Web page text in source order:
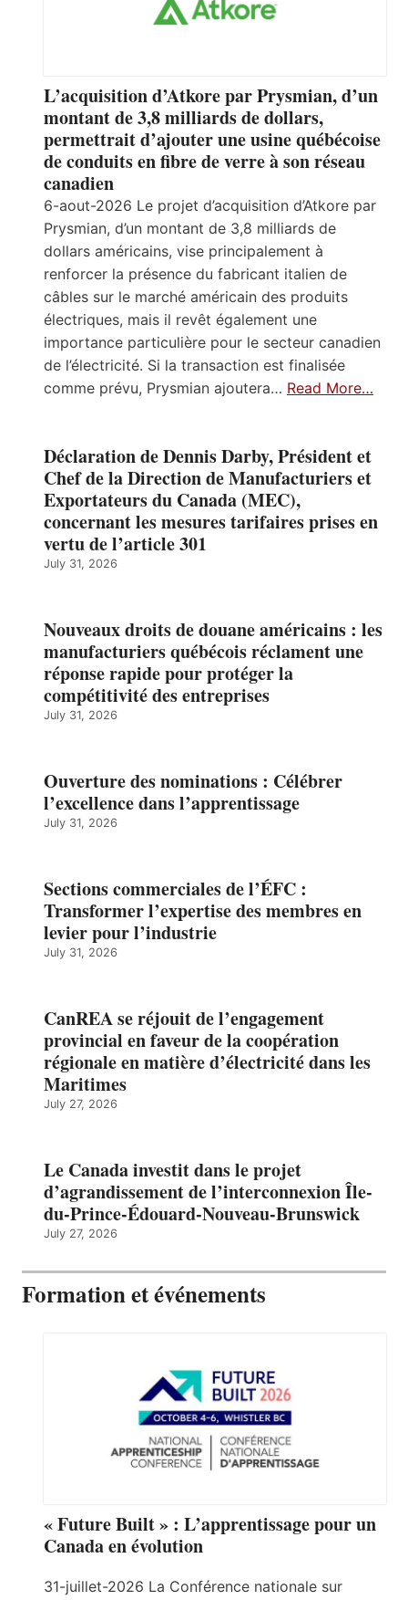
L’acquisition d’Atkore par Prysmian, d’un
montant de 3,8 milliards de dollars,
permettrait d’ajouter une usine québécoise
de conduits en fibre de verre à son réseau
canadien
6-aout-2026 Le projet d’acquisition d’Atkore par
Prysmian, d’un montant de 3,8 milliards de
dollars américains, vise principalement à
renforcer la présence du fabricant italien de
câbles sur le marché américain des produits
électriques, mais il revêt également une
importance particulière pour le secteur canadien
de l’électricité. Si la transaction est finalisée
comme prévu, Prysmian ajoutera… Read More…
Déclaration de Dennis Darby, Président et
Chef de la Direction de Manufacturiers et
Exportateurs du Canada (MEC),
concernant les mesures tarifaires prises en
vertu de l’article 301
July 31, 2026
Nouveaux droits de douane américains : les
manufacturiers québécois réclament une
réponse rapide pour protéger la
compétitivité des entreprises
July 31, 2026
Ouverture des nominations : Célébrer
l’excellence dans l’apprentissage
July 31, 2026
Sections commerciales de l’ÉFC :
Transformer l’expertise des membres en
levier pour l’industrie
July 31, 2026
CanREA se réjouit de l’engagement
provincial en faveur de la coopération
régionale en matière d’électricité dans les
Maritimes
July 27, 2026
Le Canada investit dans le projet
d’agrandissement de l’interconnexion Île-
du-Prince-Édouard-Nouveau-Brunswick
July 27, 2026
Formation et événements
« Future Built » : L’apprentissage pour un
Canada en évolution
31-juillet-2026 La Conférence nationale sur